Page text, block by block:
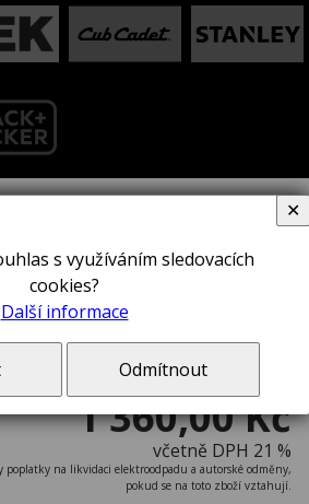
1-42-423
1 360,00 Kč
včetně DPH 21 %
poplatky na likvidaci elektroodpadu a autorské odměny,
pokud se na toto zboží vztahují.
s využíváním sledovacích
cookies?
Další informace
Odmítnout
✕